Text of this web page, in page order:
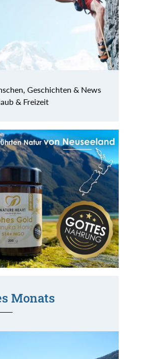
Geschichten & News
& Freizeit
Monats